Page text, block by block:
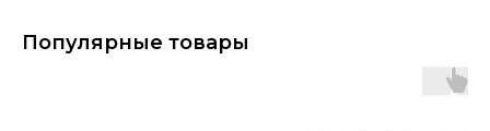
Популярные товары